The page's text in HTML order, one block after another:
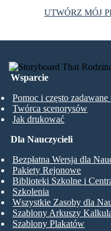
UTWÓRZ MÓJ
Wsparcie
Pomoc i często zadawane
Twórca scenorysów
Jak drukować
Dla Nauczycieli
Bezpłatna Wersja dla
Pakiety Rejonowe
Biblioteki Szkolne i
Szkolenia
Wszystkie Zasoby dla
Szablony Arkuszy
Szablony Plakatów